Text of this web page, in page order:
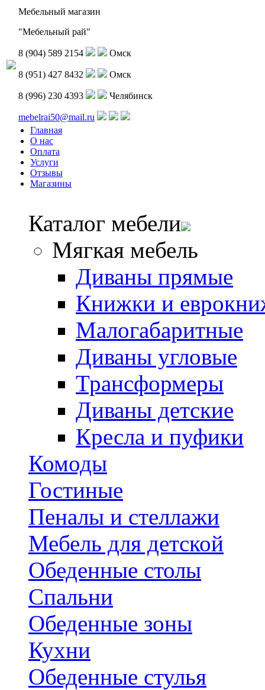
Мебельный магазин
"Мебельный рай"
8 (904) 589 2154 Омск
8 (951) 427 8432 Омск
8 (996) 230 4393 Челябинск
mebelrai50@mail.ru
Главная
О нас
Оплата
Услуги
Отзывы
Магазины
Каталог мебели
Мягкая мебель
Диваны прямые
Книжки и
Малогабаритные
Диваны угловые
Трансформеры
Диваны детские
Кресла и пуфики
Комоды
Гостиные
Пеналы и стеллажи
Мебель для детской
Обеденные столы
Спальни
Обеденные зоны
Кухни
Обеденные стулья